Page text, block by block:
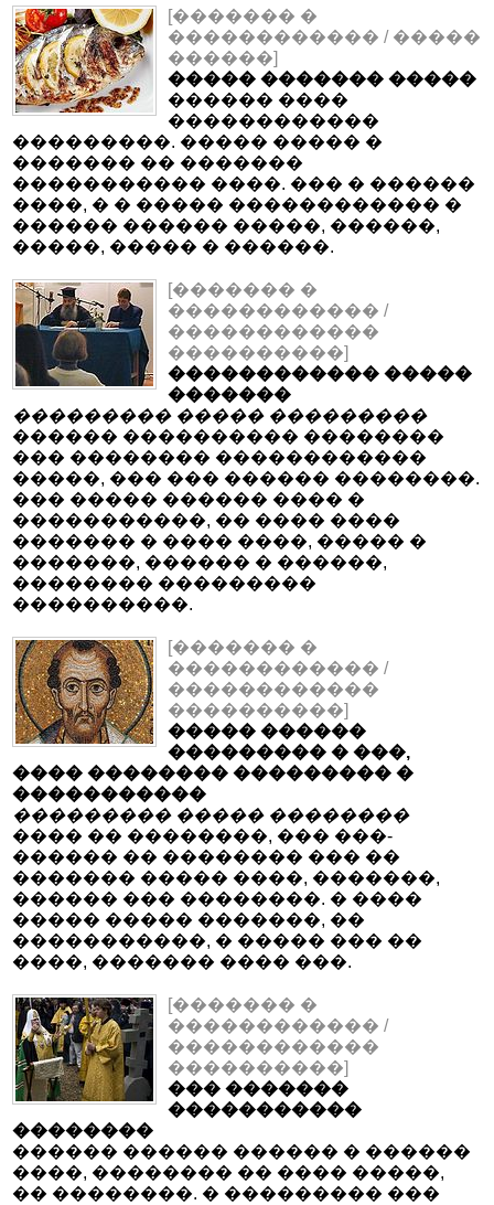
[������� �
������������ / �����
������]
����� ������� �����
������ ����
������������
���������. ����� ����� �
������� �� �������
����������� ����. ��� � ������
����, � � ����� ������������ �
������ ������ �����, ������,
�����, ����� � ������.
[������� �
������������ /
������������
����������]
������������ �����
�������
��������� ����� ���������
������ ���������� ��������
��� �������� ������������
�����, ��� ��� ������ ��������.
��� ����� ������ ���� �
�����������, �� ���� ����
������� � ���� ����, ����� �
�������, ������ � ������,
�������� ���������
����������.
[������� �
������������ /
������������
����������]
����� ������
��������� � ���,
���� �������� ��������� �
�����������
��������� ����� ��������
���� �� ��������, ��� ���-
������ �� �������� ��� ��
������� ����� ����, �������,
������ ��� ��������. � ����
����� ����� �������, ��
�����������, � ����� ��� ��
����, ������� ���� ���.
[������� �
������������ /
������������
����������]
��� �������
�����������
��������
������ ������ ������ � ������
����, �������� �� ���� �����,
�� ��������. � ��������� ���